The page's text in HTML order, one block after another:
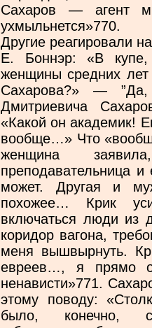
Сахаров — агент
ухмыльнется»770.
Другие реагировали
Е. Боннэр: «В
женщины средних
Сахарова?» —
Дмитриевича
«Какой он академик!
вообще…» Что
женщина
преподавательница
может. Другая и
похожее… Крик
включаться люди из
коридор вагона,
меня вышвырнуть.
евреев…, я прямо
ненависти»771.
этому поводу:
было, конечно,